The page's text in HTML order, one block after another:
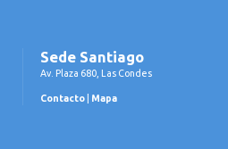
Sede Santiago
Av. Plaza 680, Las Condes
Contacto Mapa